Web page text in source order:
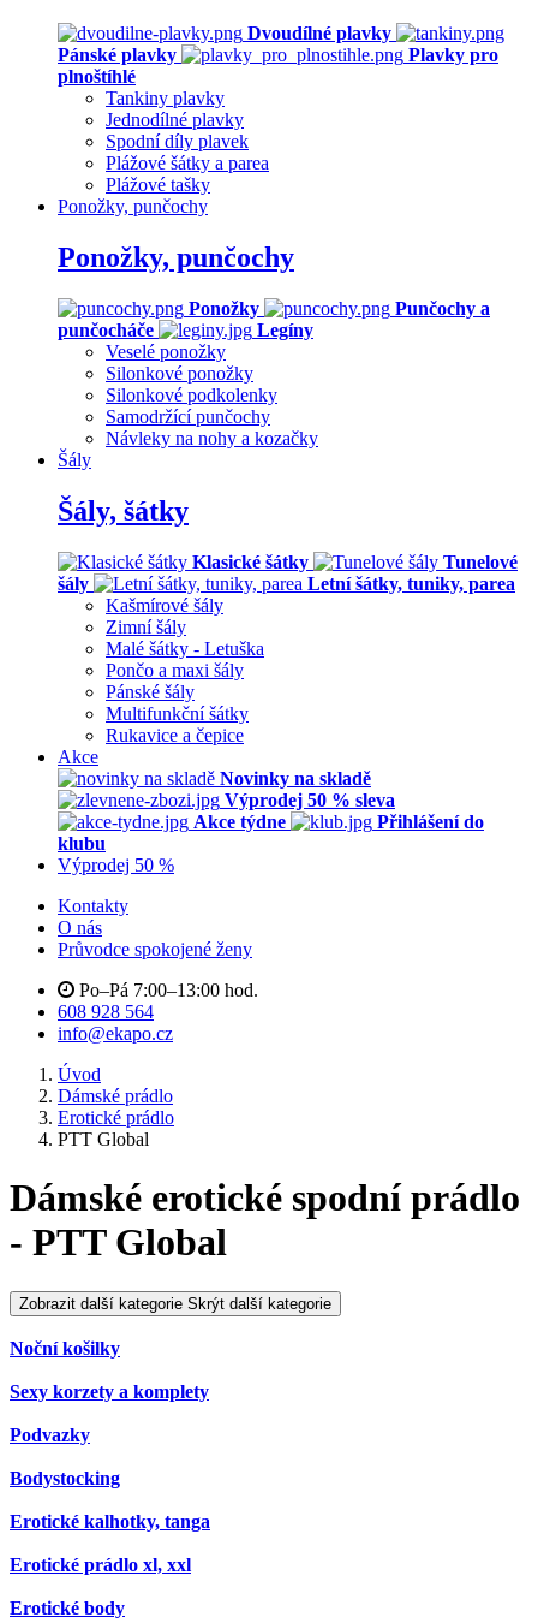
Dvoudílné plavky
Pánské plavky
Plavky pro
plnoštíhlé
Tankiny plavky
Jednodílné plavky
Spodní díly plavek
Plážové šátky a parea
Plážové tašky
Ponožky, punčochy
Ponožky, punčochy
Ponožky
Punčochy a
punčocháče
Legíny
Veselé ponožky
Silonkové ponožky
Silonkové podkolenky
Samodržící punčochy
Návleky na nohy a kozačky
Šály
Šály, šátky
Klasické šátky
Tunelové
šály
Letní šátky, tuniky, parea
Kašmírové šály
Zimní šály
Malé šátky - Letuška
Pončo a maxi šály
Pánské šály
Multifunkční šátky
Rukavice a čepice
Akce
Novinky na skladě
Výprodej 50 % sleva
Akce týdne
Přihlášení do
klubu
Výprodej 50 %
Kontakty
O nás
Průvodce spokojené ženy
Po–Pá 7:00–13:00 hod.
608 928 564
info@ekapo.cz
Úvod
Dámské prádlo
Erotické prádlo
PTT Global
Dámské erotické spodní prádlo
- PTT Global
Zobrazit další kategorie Skrýt další kategorie
Noční košilky
Sexy korzety a komplety
Podvazky
Bodystocking
Erotické kalhotky, tanga
Erotické prádlo xl, xxl
Erotické body